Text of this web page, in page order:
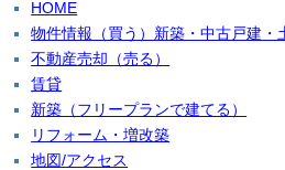
HOME
物件情報（買う）新築・中古戸建・
不動産売却（売る）
賃貸
新築（フリープランで建てる）
リフォーム・増改築
地図/アクセス